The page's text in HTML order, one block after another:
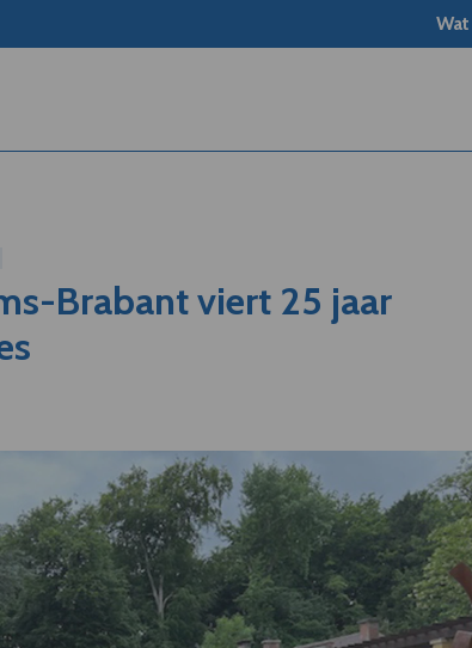
Brabant viert 25 jaar